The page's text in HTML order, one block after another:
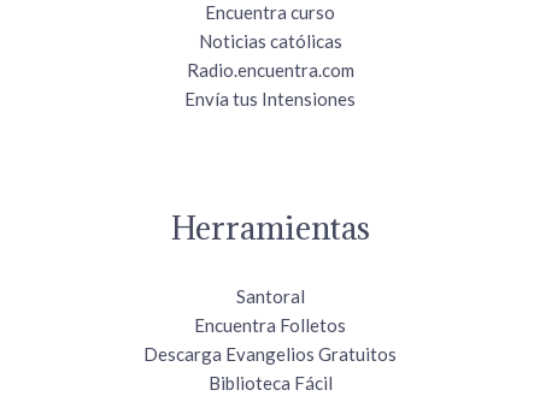
Encuentra curso
Noticias católicas
Radio.encuentra.com
Envía tus Intensiones
Herramientas
Santoral
Encuentra Folletos
Descarga Evangelios Gratuitos
Biblioteca Fácil